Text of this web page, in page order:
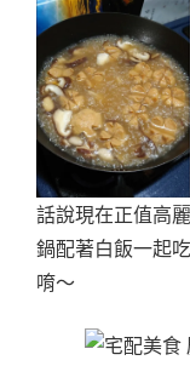
話說現在正值高
鍋配著白飯一起
唷～